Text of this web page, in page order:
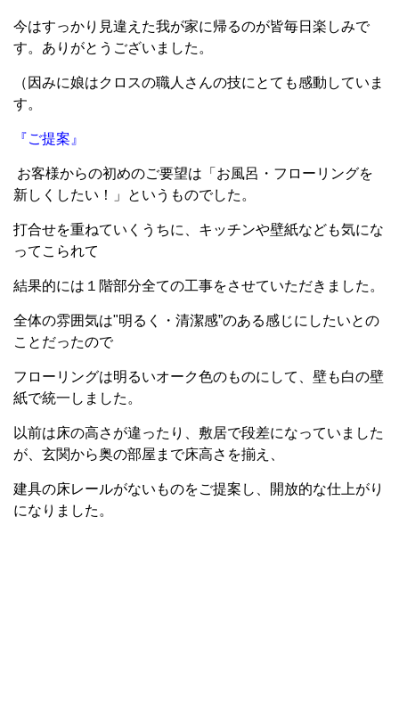
今はすっかり見違えた我が家に帰るのが皆毎日楽しみで
す。ありがとうございました。
（因みに娘はクロスの職人さんの技にとても感動していま
す。
『ご提案』
お客様からの初めのご要望は「お風呂・フローリングを
新しくしたい！」というものでした。
打合せを重ねていくうちに、キッチンや壁紙なども気にな
ってこられて
結果的には１階部分全ての工事をさせていただきました。
全体の雰囲気は"明るく・清潔感”のある感じにしたいとの
ことだったので
フローリングは明るいオーク色のものにして、壁も白の壁
紙で統一しました。
以前は床の高さが違ったり、敷居で段差になっていました
が、玄関から奥の部屋まで床高さを揃え、
建具の床レールがないものをご提案し、開放的な仕上がり
になりました。